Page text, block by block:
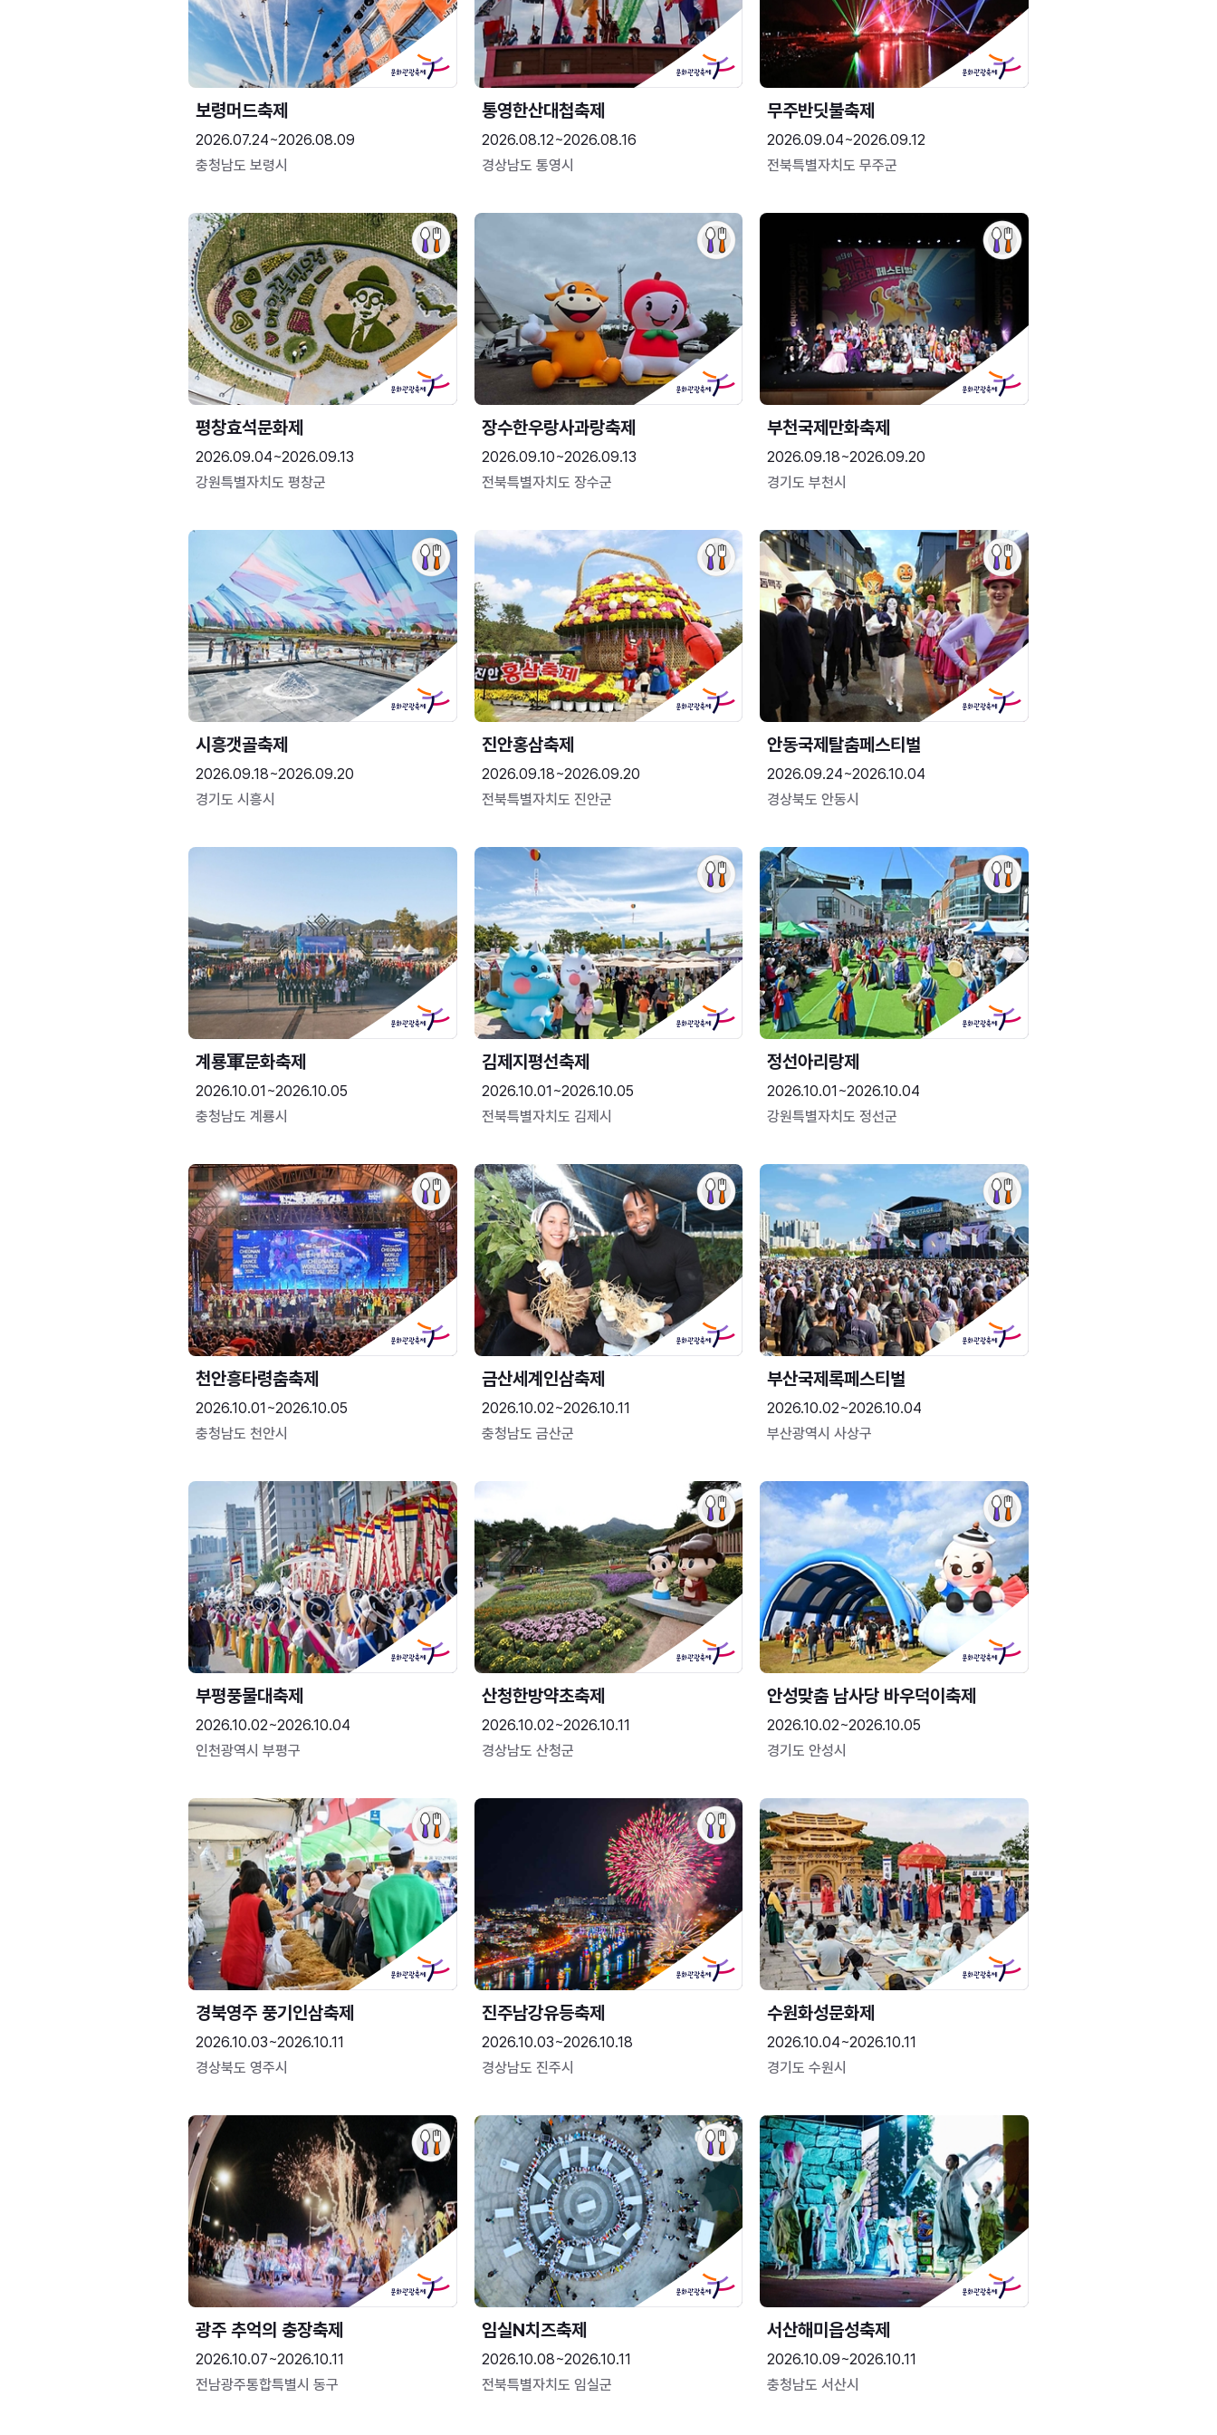
보령머드축제
2026.07.24~2026.08.09
충청남도 보령시
통영한산대첩축제
2026.08.12~2026.08.16
경상남도 통영시
무주반딧불축제
2026.09.04~2026.09.12
전북특별자치도 무주군
평창효석문화제
2026.09.04~2026.09.13
강원특별자치도 평창군
장수한우랑사과랑축제
2026.09.10~2026.09.13
전북특별자치도 장수군
부천국제만화축제
2026.09.18~2026.09.20
경기도 부천시
시흥갯골축제
2026.09.18~2026.09.20
경기도 시흥시
진안홍삼축제
2026.09.18~2026.09.20
전북특별자치도 진안군
안동국제탈춤페스티벌
2026.09.24~2026.10.04
경상북도 안동시
2026.10.01~2026.10.05
충청남도 계룡시
김제지평선축제
2026.10.01~2026.10.05
전북특별자치도 김제시
정선아리랑제
2026.10.01~2026.10.04
강원특별자치도 정선군
천안흥타령춤축제
2026.10.01~2026.10.05
충청남도 천안시
금산세계인삼축제
2026.10.02~2026.10.11
충청남도 금산군
부산국제록페스티벌
2026.10.02~2026.10.04
부산광역시 사상구
부평풍물대축제
2026.10.02~2026.10.04
인천광역시 부평구
산청한방약초축제
2026.10.02~2026.10.11
경상남도 산청군
안성맞춤 남사당 바우덕이축제
2026.10.02~2026.10.05
경기도 안성시
경북영주 풍기인삼축제
2026.10.03~2026.10.11
경상북도 영주시
진주남강유등축제
2026.10.03~2026.10.18
경상남도 진주시
수원화성문화제
2026.10.04~2026.10.11
경기도 수원시
광주 추억의 충장축제
2026.10.07~2026.10.11
전남광주통합특별시 동구
임실N치즈축제
2026.10.08~2026.10.11
전북특별자치도 임실군
서산해미읍성축제
2026.10.09~2026.10.11
충청남도 서산시